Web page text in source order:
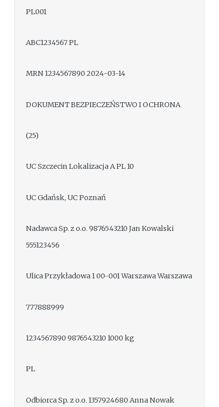
PL001
ABC1234567 PL
MRN 1234567890 2024-03-14
DOKUMENT BEZPIECZEŃSTWO I OCHRONA
(25)
UC Szczecin Lokalizacja A PL 10
UC Gdańsk, UC Poznań
Nadawca Sp. z o.o. 9876543210 Jan Kowalski
555123456
Ulica Przykładowa 1 00-001 Warszawa Warszawa
777888999
1234567890 9876543210 1000 kg
PL
Odbiorca Sp. z o.o. 1357924680 Anna Nowak